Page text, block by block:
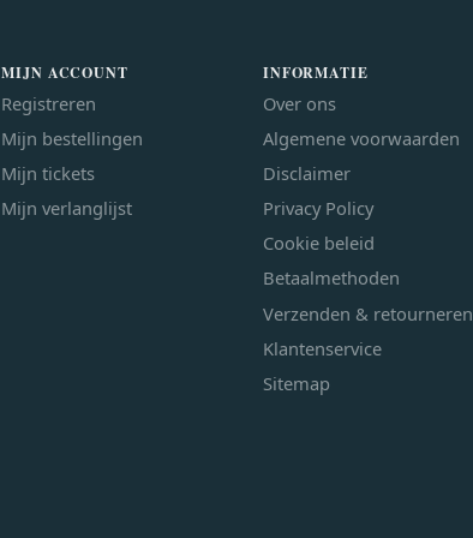
MIJN ACCOUNT
Registreren
Mijn bestellingen
Mijn tickets
Mijn verlanglijst
INFORMATIE
Over ons
Algemene voorwaarden
Disclaimer
Privacy Policy
Cookie beleid
Betaalmethoden
Verzenden & retourneren
Klantenservice
Sitemap